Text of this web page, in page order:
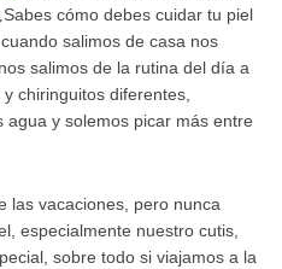
cómo debes cuidar tu piel
salimos de casa nos
salimos de la rutina del día a
chiringuitos diferentes,
agua y solemos picar más entre
las vacaciones, pero nunca
especialmente nuestro cutis,
sobre todo si viajamos a la